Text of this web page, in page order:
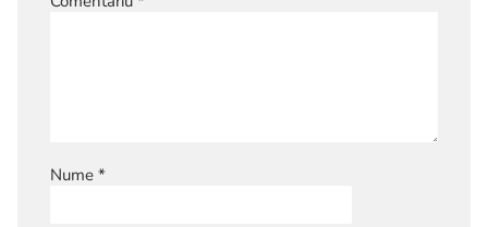
Nume *